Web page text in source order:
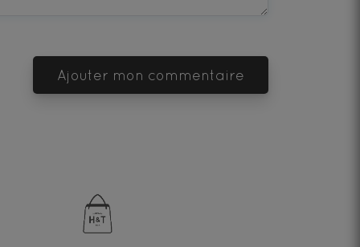
Ajouter mon commentaire